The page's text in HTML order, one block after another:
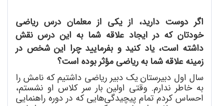
اگر دوست دارید، از یکی از معلمان درس ریاضی
خودتان که در ایجاد علاقه شما به این درس نقش
داشته است، یاد کنید و بفرمایید چرا این شخص در
زمینه علاقه شما به ریاضی مؤثر بوده است؟
سال اول دبیرستان یک دبیر ریاضی داشتیم که نامش را
به خاطر ندارم. وقتی اولین بار سر کلاس او نشستم،
احساس کردم تمام پیچیدگیهایی که در دوره راهنمایی